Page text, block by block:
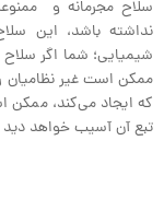
سلاح مجرمانه و
نداشته باشد، این
شیمیایی؛ شما اگر سلاح
ممکن است غیر نظامیان
که ایجاد می‌کند،
تبع آن آسیب خواهد